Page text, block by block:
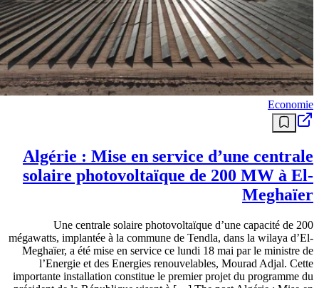
Economie
Algérie : Mise en service d’une centrale
solaire photovoltaïque de 200 MW à El-
Meghaïer
Une centrale solaire photovoltaïque d’une capacité de 200
mégawatts, implantée à la commune de Tendla, dans la wilaya d’El-
Meghaïer, a été mise en service ce lundi 18 mai par le ministre de
l’Energie et des Energies renouvelables, Mourad Adjal. Cette
importante installation constitue le premier projet du programme du